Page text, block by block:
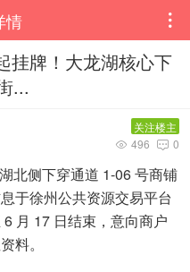
情 
挂牌！大龙湖核心下
...
关注楼主
 0
 496
北侧下穿通道 1-06 号商铺
于徐州公共资源交易平台
月 17 日结束，意向商户
料。